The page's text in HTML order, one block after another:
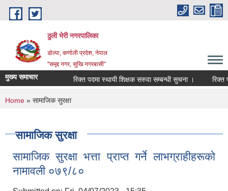
Skip to main content
ठुली भेरी नगरपालिका
डाेल्पा, कर्णाली प्रदेश, नेपाल
''समृद्द नगर, सुखि नगरबासी''
मुख्य समाचार रिक्त पदमा स्थायी शिक्षक सरुवा सम्बन्धी सुचना । रिक्त
You are here
Home » सामाजिक सुरक्षा
सामाजिक सुरक्षा
सामाजिक सुरक्षा भत्ता प्राप्त गर्ने लाभग्राहीहरूकाे
नामावली ०७९/८०